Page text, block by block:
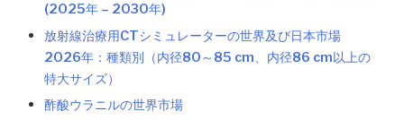
(2025年 – 2030年)
放射線治療用CTシミュレーターの世界及び日本市場
2026年：種類別（内径80～85 cm、内径86 cm以上の
特大サイズ）
酢酸ウラニルの世界市場